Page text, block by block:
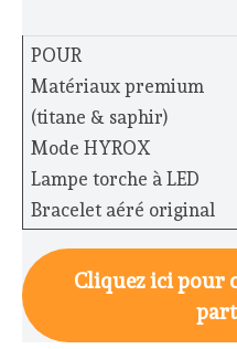
POUR
Matériaux premium
(titane & saphir)
Mode HYROX
Lampe torche à LED
Bracelet aéré original
Cliquez ici pour